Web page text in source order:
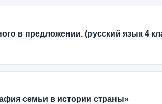
в предложении. (русский язык 4
семьи в истории страны»